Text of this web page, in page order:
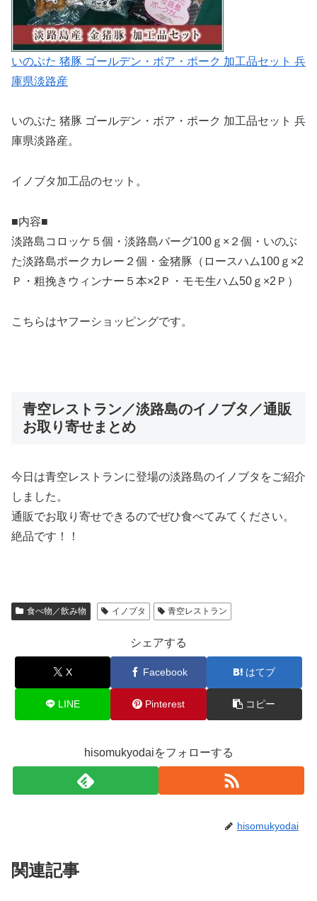
いのぶた 猪豚 ゴールデン・ボア・ポーク 加工品セット 兵
庫県淡路産
いのぶた 猪豚 ゴールデン・ボア・ポーク 加工品セット 兵
庫県淡路産。
イノブタ加工品のセット。
■内容■
淡路島コロッケ５個・淡路島バーグ100ｇ×２個・いのぶ
た淡路島ポークカレー２個・金猪豚（ロースハム100ｇ×2
Ｐ・粗挽きウィンナー５本×2Ｐ・モモ生ハム50ｇ×2Ｐ）
こちらはヤフーショッピングです。
青空レストラン／淡路島のイノブタ／通販
お取り寄せまとめ
今日は青空レストランに登場の淡路島のイノブタをご紹介
しました。
通販でお取り寄せできるのでぜひ食べてみてください。
絶品です！！
食べ物／飲み物 イノブタ 青空レストラン
シェアする
X Facebook はてブ
LINE Pinterest コピー
hisomukyodaiをフォローする
hisomukyodai
関連記事